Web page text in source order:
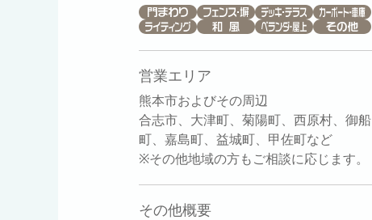
営業エリア
熊本市およびその周辺
合志市、大津町、菊陽町、西原村、御船
町、嘉島町、益城町、甲佐町など
※その他地域の方もご相談に応じます。
その他概要